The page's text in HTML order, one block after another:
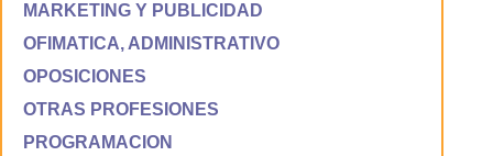
MARKETING Y PUBLICIDAD
OFIMATICA, ADMINISTRATIVO
OPOSICIONES
OTRAS PROFESIONES
PROGRAMACION